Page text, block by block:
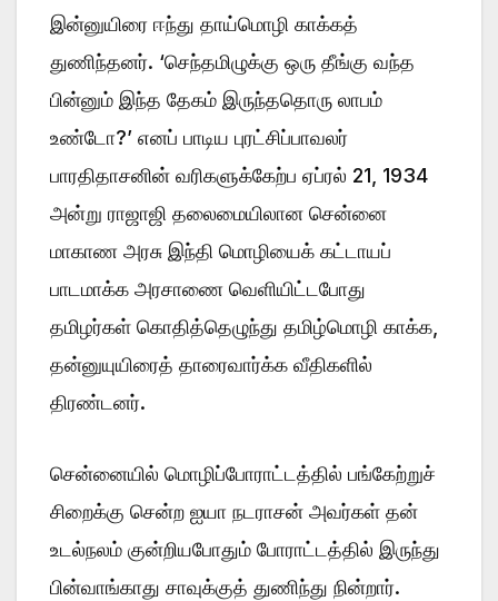
இன்னுயிரை ஈந்து தாய்மொழி காக்கத்
துணிந்தனர். ‘செந்தமிழுக்கு ஒரு தீங்கு வந்த
பின்னும் இந்த தேகம் இருந்ததொரு லாபம்
உண்டோ?’ எனப் பாடிய புரட்சிப்பாவலர்
பாரதிதாசனின் வரிகளுக்கேற்ப ஏப்ரல் 21, 1934
அன்று ராஜாஜி தலைமையிலான சென்னை
மாகாண அரசு இந்தி மொழியைக் கட்டாயப்
பாடமாக்க அரசாணை வெளியிட்டபோது
தமிழர்கள் கொதித்தெழுந்து தமிழ்மொழி காக்க,
தன்னுயுயிரைத் தாரைவார்க்க வீதிகளில்
திரண்டனர்.
சென்னையில் மொழிப்போராட்டத்தில் பங்கேற்றுச்
சிறைக்கு சென்ற ஐயா நடராசன் அவர்கள் தன்
உடல்நலம் குன்றியபோதும் போராட்டத்தில் இருந்து
பின்வாங்காது சாவுக்குத் துணிந்து நின்றார்.